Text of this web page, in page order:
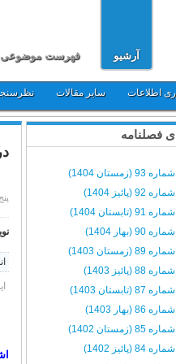
آرشیو فهرست موضوعی
اطلاعات سایر مقالات
پنج
فصلنامه
1404)
(پائیز 1404)
1404)
(بهار 1404)
1403)
(پائیز 1403)
1403)
(بهار 1403)
1402)
(پائیز 1402)